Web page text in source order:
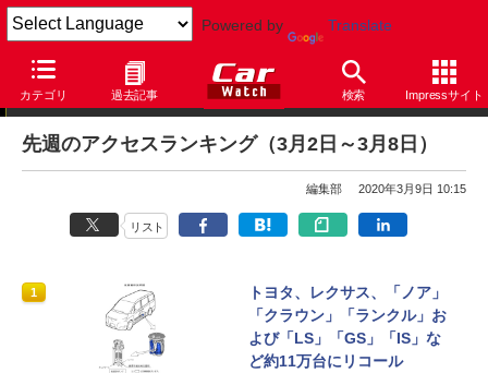
Powered by Translate
カテゴリ 過去記事 検索 Impressサイト
アクセスランキング
先週のアクセスランキング（3月2日～3月8日）
編集部 2020年3月9日 10:15
リスト
1
トヨタ、レクサス、「ノア」
「クラウン」「ランクル」お
よび「LS」「GS」「IS」な
ど約11万台にリコール